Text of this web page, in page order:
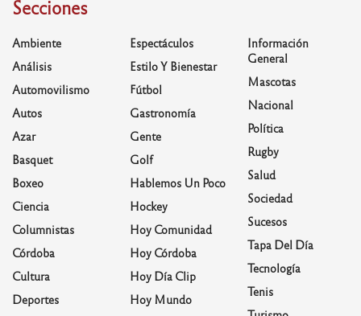
Secciones
Ambiente
Análisis
Automovilismo
Autos
Azar
Basquet
Boxeo
Ciencia
Columnistas
Córdoba
Cultura
Deportes
Espectáculos
Estilo Y Bienestar
Fútbol
Gastronomía
Gente
Golf
Hablemos Un Poco
Hockey
Hoy Comunidad
Hoy Córdoba
Hoy Día Clip
Hoy Mundo
Información
General
Mascotas
Nacional
Política
Rugby
Salud
Sociedad
Sucesos
Tapa Del Día
Tecnología
Tenis